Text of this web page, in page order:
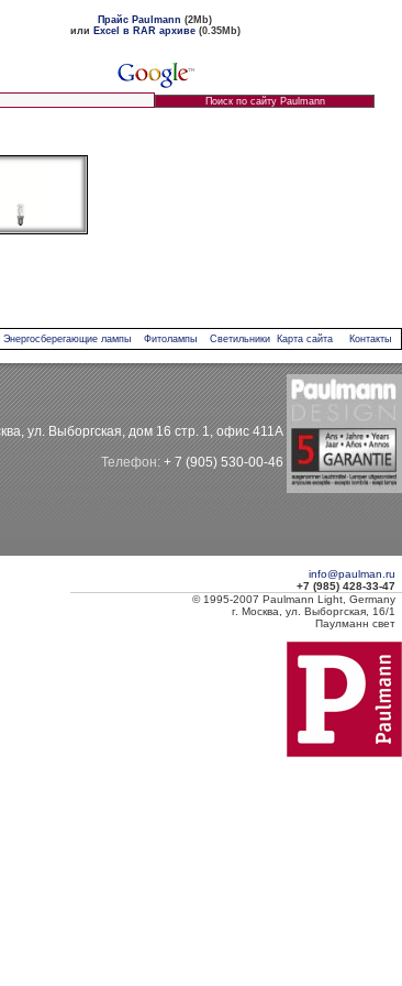
Прайс Paulmann (2Mb)
или Excel в RAR архиве(0.35Mb)
Энергосберегающие лампы Фитолампы Светильники Карта сайта Контакты
ул. Выборгская, дом 16 стр. 1, офис 411А
Телефон: + 7 (905) 530-00-46
info@paulman.ru
+7 (985) 428-33-47
© 1995-2007 Paulmann Light, Germany
г. Москва, ул. Выборгская, 16/1
Паулманн свет